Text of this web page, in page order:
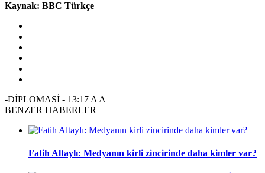
Kaynak: BBC Türkçe
-DİPLOMASİ - 13:17 A A
BENZER HABERLER
Fatih Altaylı: Medyanın kirli zincirinde daha kimler var?